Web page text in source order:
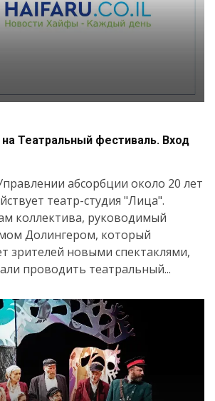
Театральный фестиваль. Вход
абсорбции около 20 лет
театр-студия "Лица".
коллектива, руководимый
Долингером, который
зрителей новыми спектаклями,
проводить театральный...